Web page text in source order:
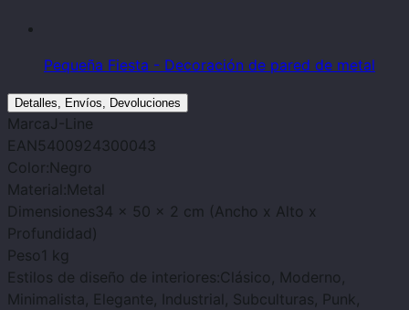
Pequeña Fiesta - Decoración de pared de metal
Detalles, Envíos, Devoluciones
MarcaJ-Line
EAN 5400924300043
Color:Negro
Material:Metal
Dimensiones34 x 50 x 2 cm (Ancho x Alto x
Profundidad)
Peso1 kg
Estilos de diseño de interiores:Clásico, Moderno,
Minimalista, Elegante, Industrial, Subculturas, Punk,